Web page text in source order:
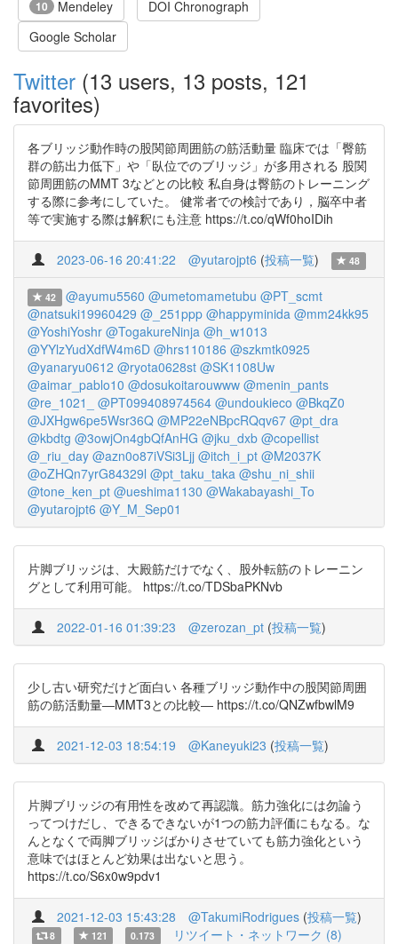
10 Mendeley
DOI Chronograph
Google Scholar
Twitter (13 users, 13 posts, 121
favorites)
各ブリッジ動作時の股関節周囲筋の筋活動量 臨床では「臀筋
群の筋出力低下」や「臥位でのブリッジ」が多用される 股関
節周囲筋のMMT 3などとの比較 私自身は臀筋のトレーニング
する際に参考にしていた。 健常者での検討であり，脳卒中者
等で実施する際は解釈にも注意 https://t.co/qWf0hoIDih
2023-06-16 20:41:22 @yutarojpt6 (投稿一覧) 48
42 @ayumu5560 @umetomametubu @PT_scmt
@natsuki19960429 @_251ppp @happyminida @mm24kk95
@YoshiYoshr @TogakureNinja @h_w1013
@YYlzYudXdfW4m6D @hrs110186 @szkmtk0925
@yanaryu0612 @ryota0628st @SK1108Uw
@aimar_pablo10 @dosukoitarouwww @menin_pants
@re_1021_
@PT099408974564 @undoukieco @BkqZ0
@JXHgw6pe5Wsr36Q @MP22eNBpcRQqv67 @pt_dra
@kbdtg @3owjOn4gbQfAnHG @jku_dxb @copellist
@_riu_day @azn0o87iVSi3Ljj @itch_i_pt @M2037K
@oZHQn7yrG84329l @pt_taku_taka @shu_ni_shii
@tone_ken_pt @ueshima1130 @Wakabayashi_To
@yutarojpt6 @Y_M_Sep01
片脚ブリッジは、大殿筋だけでなく、股外転筋のトレーニン
グとして利用可能。 https://t.co/TDSbaPKNvb
2022-01-16 01:39:23 @zerozan_pt (投稿一覧)
少し古い研究だけど面白い 各種ブリッジ動作中の股関節周囲
筋の筋活動量―MMT3との比較― https://t.co/QNZwfbwlM9
2021-12-03 18:54:19 @Kaneyuki23 (投稿一覧)
片脚ブリッジの有用性を改めて再認識。筋力強化には勿論う
ってつけだし、できるできないが1つの筋力評価にもなる。な
んとなくで両脚ブリッジばかりさせていても筋力強化という
意味ではほとんど効果は出ないと思う。
https://t.co/S6x0w9pdv1
2021-12-03 15:43:28 @TakumiRodrigues (投稿一覧)
8 121 0.173 リツイート・ネットワーク (8)